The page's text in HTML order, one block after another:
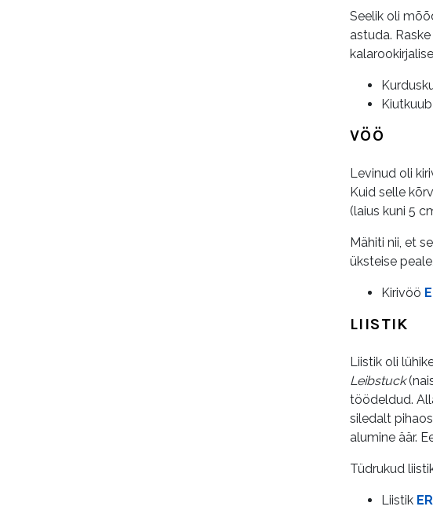
Seelik oli
astuda.
Kiutkuub
VÖÖ
Levinud oli
Kuid selle
(laius kuni 5
Mähiti nii, et
üksteise
Kirivöö
LIISTIK
Liistik oli
Leibstuck
töödeldud.
siledalt
alumine äär.
Tüdrukud
Liistik